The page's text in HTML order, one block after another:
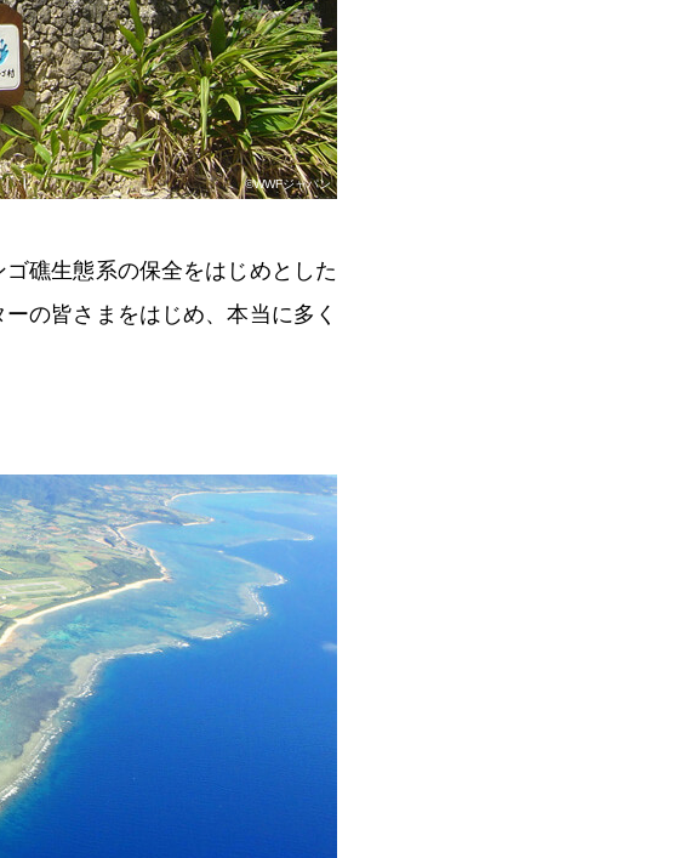
©WWFジャパン
礁生態系の保全をはじめとした
の皆さまをはじめ、本当に多く